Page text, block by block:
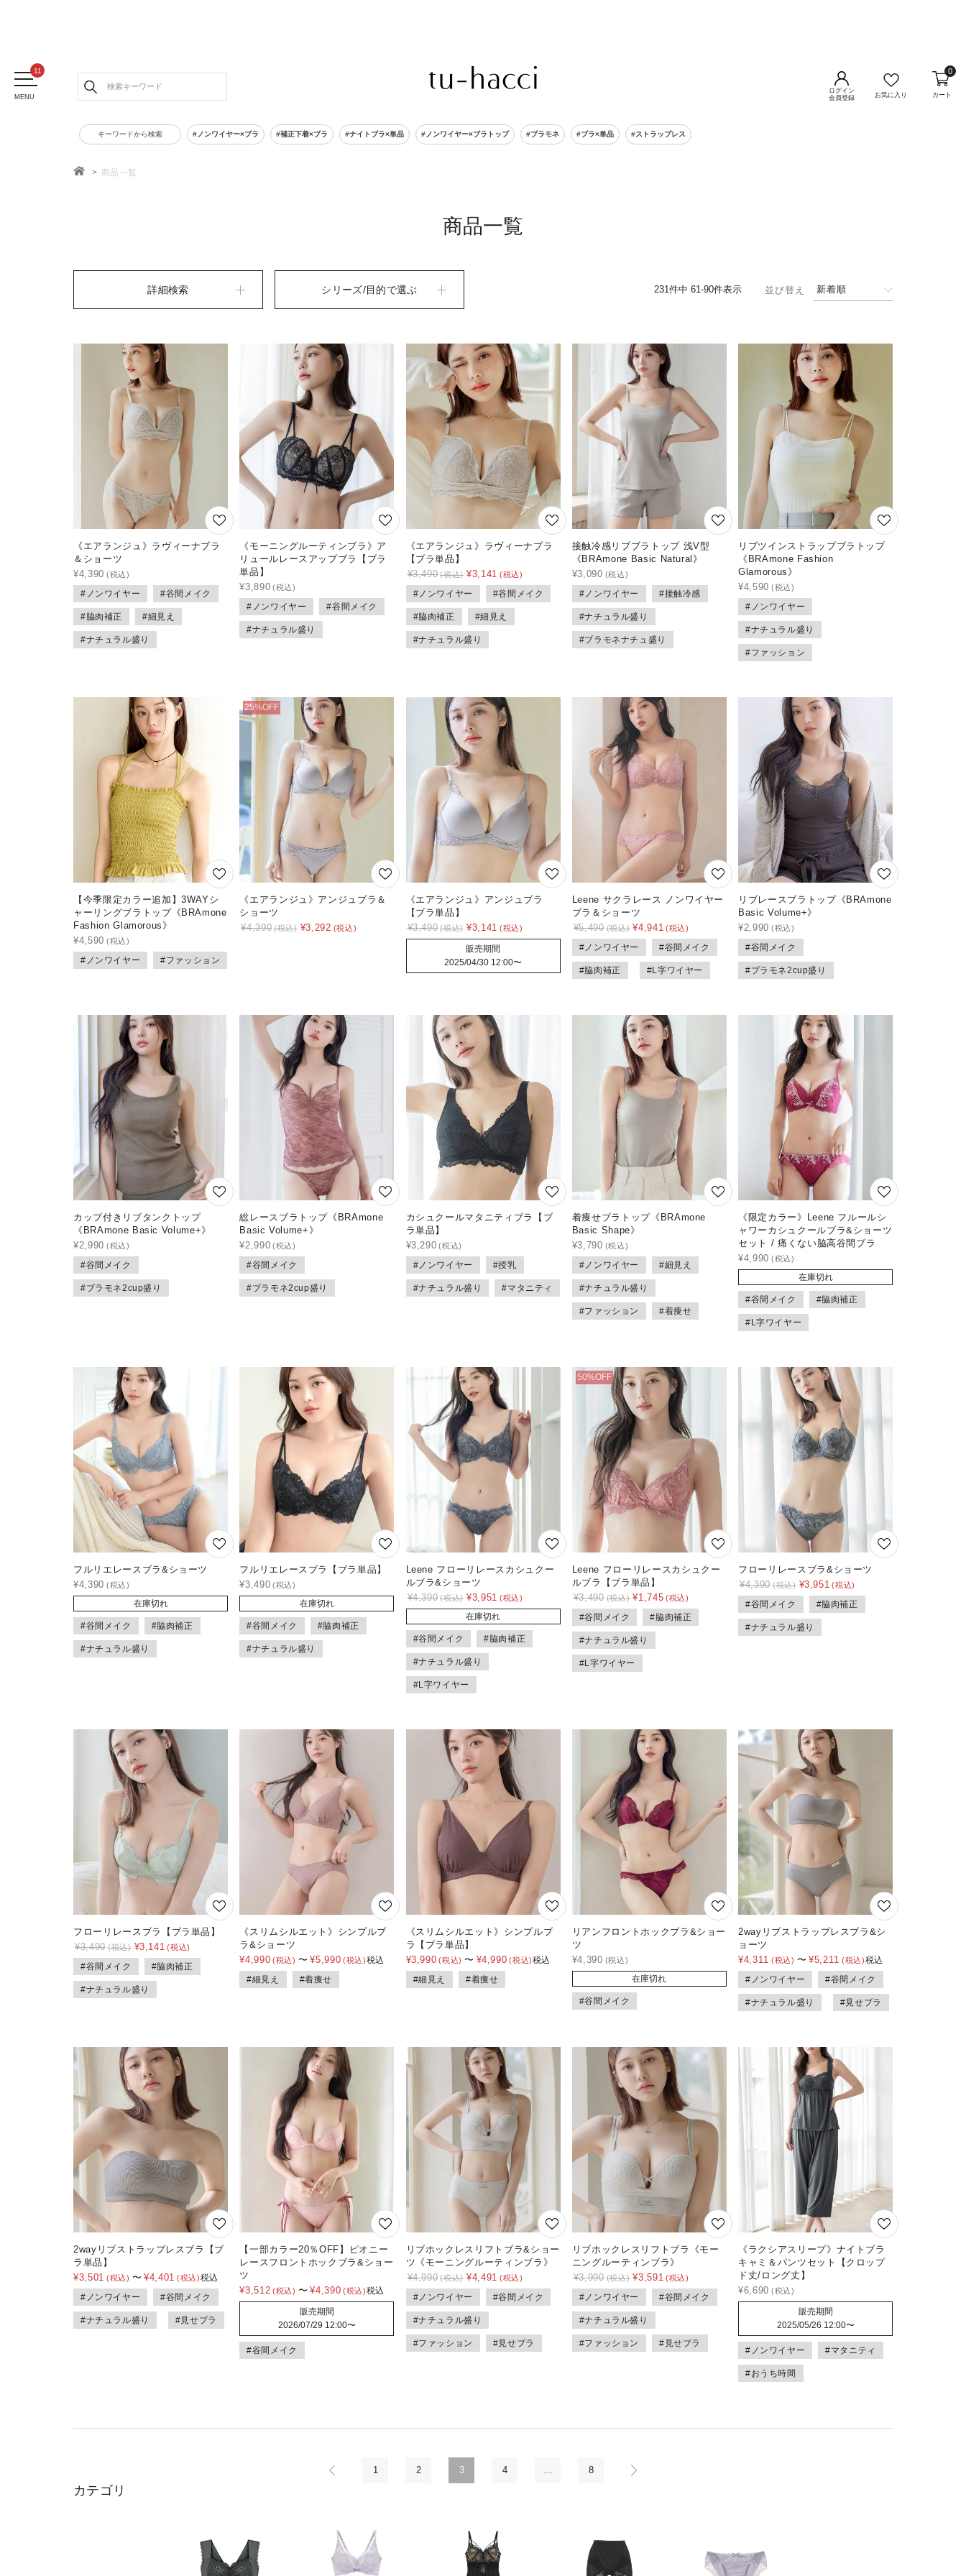
MENU
ログイン
会員登録
お気に入り カート
0
キーワードから検索 #ノンワイヤー×ブラ #補正下着×ブラ #ナイトブラ×単品 #ノンワイヤー×ブラトップ #ブラモネ #ブラ×単品 #ストラップレス
商品一覧
商品一覧
詳細検索 シリーズ/目的で選ぶ 並び替え 新着順
231件中 61-90件表示
《エアランジュ》ラヴィーナブラ
＆ショーツ
¥4,390
#ノンワイヤー #谷間メイク
#脇肉補正 #細見え
#ナチュラル盛り
《モーニングルーティンブラ》ア
リュールレースアップブラ【ブラ
単品】
¥3,890
#ノンワイヤー #谷間メイク
#ナチュラル盛り
《エアランジュ》ラヴィーナブラ
【ブラ単品】
¥3,490 ¥3,141
#ノンワイヤー #谷間メイク
#脇肉補正 #細見え
#ナチュラル盛り
接触冷感リブブラトップ 浅V型
《BRAmone Basic Natural》
¥3,090
#ノンワイヤー #接触冷感
#ナチュラル盛り
#ブラモネナチュ盛り
リブツインストラップブラトップ
《BRAmone Fashion
Glamorous》
¥4,590
#ノンワイヤー
#ナチュラル盛り
#ファッション
【今季限定カラー追加】3WAYシ
ャーリングブラトップ《BRAmone
Fashion Glamorous》
¥4,590
#ノンワイヤー #ファッション
《エアランジュ》アンジュブラ＆
ショーツ
¥4,390 ¥3,292
《エアランジュ》アンジュブラ
【ブラ単品】
¥3,490 ¥3,141
販売期間
2025/04/30 12:00〜
Leene サクラレース ノンワイヤー
ブラ＆ショーツ
¥5,490 ¥4,941
#ノンワイヤー #谷間メイク
#脇肉補正 #L字ワイヤー
リブレースブラトップ《BRAmone
Basic Volume+》
¥2,990
#谷間メイク
#ブラモネ2cup盛り
カップ付きリブタンクトップ
《BRAmone Basic Volume+》
¥2,990
#谷間メイク
#ブラモネ2cup盛り
総レースブラトップ《BRAmone
Basic Volume+》
¥2,990
#谷間メイク
#ブラモネ2cup盛り
カシュクールマタニティブラ【ブ
ラ単品】
¥3,290
#ノンワイヤー #授乳
#ナチュラル盛り #マタニティ
着痩せブラトップ《BRAmone
Basic Shape》
¥3,790
#ノンワイヤー #細見え
#ナチュラル盛り
#ファッション #着痩せ
《限定カラー》Leene フルールシ
ャワーカシュクールブラ&ショーツ
セット / 痛くない脇高谷間ブラ
¥4,990
在庫切れ
#谷間メイク #脇肉補正
#L字ワイヤー
フルリエレースブラ&ショーツ
¥4,390
在庫切れ
#谷間メイク #脇肉補正
#ナチュラル盛り
フルリエレースブラ【ブラ単品】
¥3,490
在庫切れ
#谷間メイク #脇肉補正
#ナチュラル盛り
Leene フローリレースカシュクー
ルブラ&ショーツ
¥4,390 ¥3,951
在庫切れ
#谷間メイク #脇肉補正
#ナチュラル盛り
#L字ワイヤー
Leene フローリレースカシュクー
ルブラ【ブラ単品】
¥3,490 ¥1,745
#谷間メイク #脇肉補正
#ナチュラル盛り
#L字ワイヤー
フローリレースブラ&ショーツ
¥4,390 ¥3,951
#谷間メイク #脇肉補正
#ナチュラル盛り
フローリレースブラ【ブラ単品】
¥3,490 ¥3,141
#谷間メイク #脇肉補正
#ナチュラル盛り
《スリムシルエット》シンプルブ
ラ&ショーツ
¥4,990 〜 ¥5,990
税込
#細見え
#着痩せ
《スリムシルエット》シンプルブ
ラ【ブラ単品】
¥3,990 〜 ¥4,990
税込
#細見え
#着痩せ
リアンフロントホックブラ&ショー
ツ
¥4,390
在庫切れ
#谷間メイク
2wayリブストラップレスブラ&シ
ョーツ
¥4,311 〜 ¥5,211
税込
#ノンワイヤー
#谷間メイク
#ナチュラル盛り #見せブラ
2wayリブストラップレスブラ【ブ
ラ単品】
¥3,501 〜 ¥4,401
税込
#ノンワイヤー
#谷間メイク
#ナチュラル盛り #見せブラ
【一部カラー20％OFF】ピオニー
レースフロントホックブラ&ショー
ツ
¥3,512 〜 ¥4,390 税込
販売期間
2026/07/29 12:00〜
#谷間メイク
リブホックレスリフトブラ&ショー
ツ《モーニングルーティンブラ》
¥4,990 ¥4,491
#ノンワイヤー #谷間メイク
#ナチュラル盛り
#ファッション #見せブラ
リブホックレスリフトブラ《モー
ニングルーティンブラ》
¥3,990 ¥3,591
#ノンワイヤー #谷間メイク
#ナチュラル盛り
#ファッション #見せブラ
《ラクシアスリープ》ナイトブラ
キャミ＆パンツセット【クロップ
ド丈/ロング丈】
¥6,690
販売期間
2025/05/26 12:00〜
#ノンワイヤー #マタニティ
#おうち時間
1 2 3 4 … 8
カテゴリ